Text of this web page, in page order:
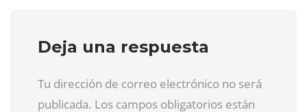
Deja una respuesta
Tu dirección de correo electrónico no será
publicada. Los campos obligatorios están